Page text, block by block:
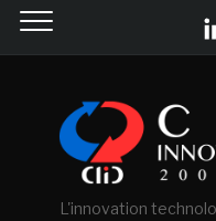
L'innovation